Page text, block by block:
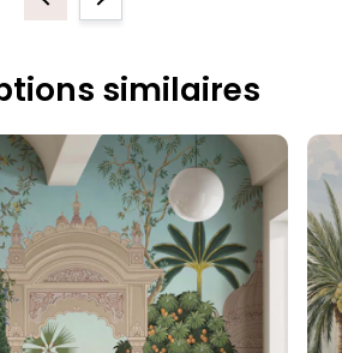
PreviousNext
similaires